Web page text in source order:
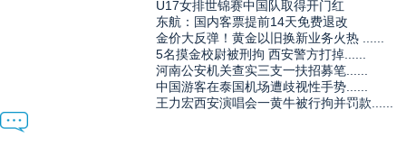
U17女排世锦赛中国队取得开门红
东航：国内客票提前14天免费退改
金价大反弹！黄金以旧换新业务火热 ......
5名摸金校尉被刑拘 西安警方打掉......
河南公安机关查实三支一扶招募笔......
中国游客在泰国机场遭歧视性手势......
王力宏西安演唱会一黄牛被行拘并罚款......